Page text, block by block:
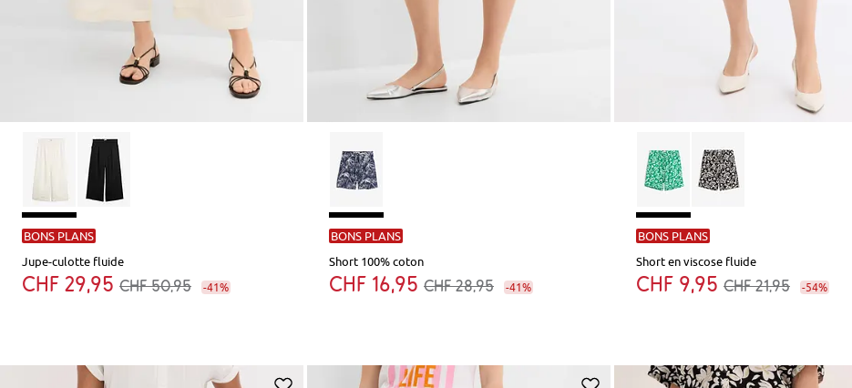
BONS PLANS
Jupe-culotte fluide
CHF 29,95 CHF 50,95 -41%
BONS PLANS
Short 100% coton
CHF 16,95 CHF 28,95 -41%
BONS PLANS
Short en viscose fluide
CHF 9,95 CHF 21,95 -54%